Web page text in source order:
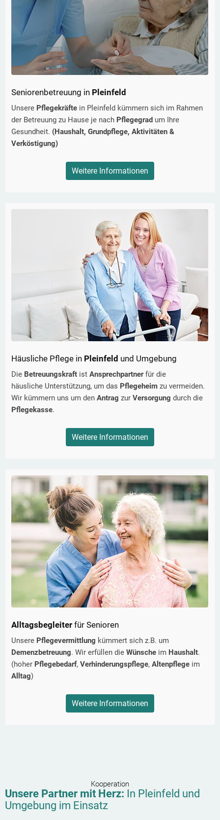
Seniorenbetreuung in Pleinfeld
Unsere Pflegekräfte in Pleinfeld kümmern sich im Rahmen
der Betreuung zu Hause je nach Pflegegrad um Ihre
Gesundheit. (Haushalt, Grundpflege, Aktivitäten &
Verköstigung)
Weitere Informationen
Häusliche Pflege in Pleinfeld und Umgebung
Die Betreuungskraft ist Ansprechpartnerfür die
häusliche Unterstützung, um das Pflegeheim zu vermeiden.
Wir kümmern uns um den Antrag zur Versorgung durch die
Pflegekasse.
Weitere Informationen
Alltagsbegleiter für Senioren
Unsere Pflegevermittlung kümmert sich z.B. um
Demenzbetreuung. Wir erfüllen die Wünsche im Haushalt.
(hoher Pflegebedarf, Verhinderungspflege, Altenpflege im
Alltag)
Weitere Informationen
Kooperation
Unsere Partner mit Herz: In Pleinfeld und
Umgebung im Einsatz